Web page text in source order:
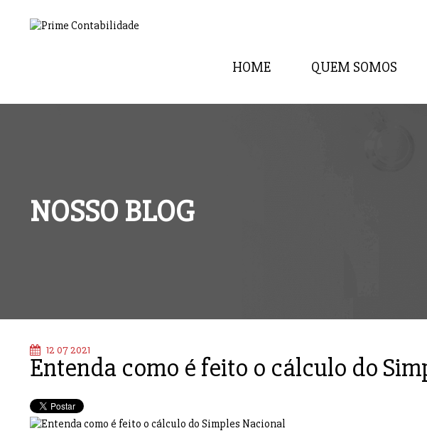
HOME QUEM SOMOS
NOSSO BLOG
12 07 2021
Entenda como é feito o cálculo do